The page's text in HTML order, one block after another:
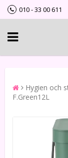
010 - 33 00 611
Hygien och
F.Green12L